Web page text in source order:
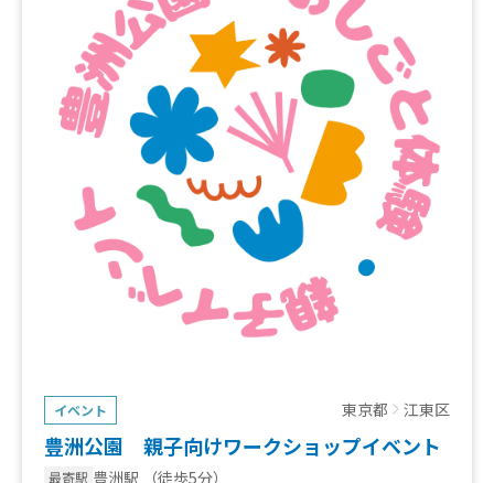
イベント 東京都 江東区
豊洲公園 親子向けワークショップイベント
最寄駅 豊洲駅 （徒歩5分）